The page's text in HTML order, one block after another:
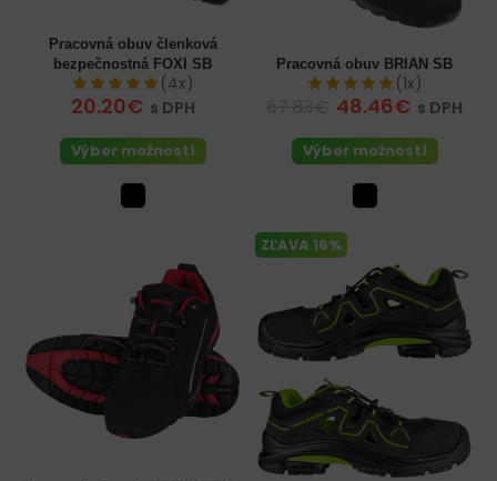
Pracovná obuv členková
bezpečnostná FOXI SB
(4x)
20.20€ s DPH
Výber možností
Pracovná obuv BRIAN SB
(1x)
48.46€ s DPH
Výber možností
ZĽAVA 16%